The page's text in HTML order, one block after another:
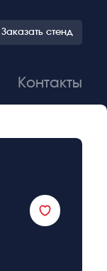
Заказать стенд
Контакты